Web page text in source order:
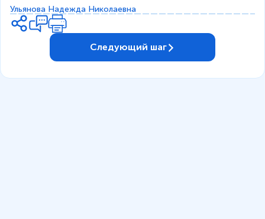
Ульянова Надежда Николаевна
Следующий шаг